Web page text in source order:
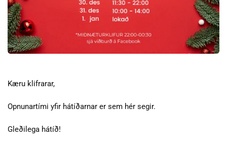
Kæru klifrarar,
Opnunartími yfir hátíðarnar er sem hér segir.
Gleðilega hátíð!